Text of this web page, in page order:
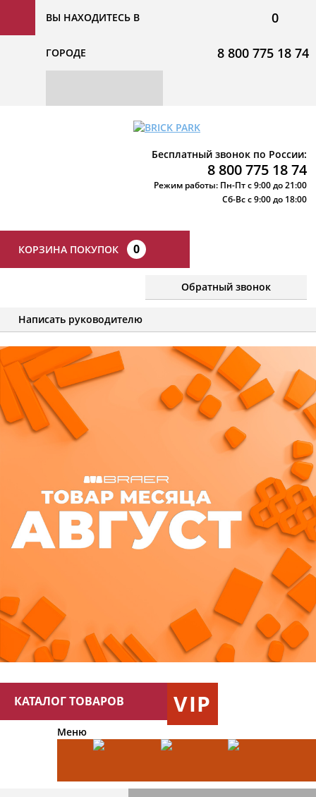
ВЫ НАХОДИТЕСЬ В
ГОРОДЕ
0
8 800 775 18 74
Бесплатный звонок по России:
8 800 775 18 74
Режим работы: Пн-Пт с 9:00 до 21:00
Сб-Вс с 9:00 до 18:00
КОРЗИНА ПОКУПОК 0
Обратный звонок
Написать руководителю
КАТАЛОГ ТОВАРОВ VIP
Меню